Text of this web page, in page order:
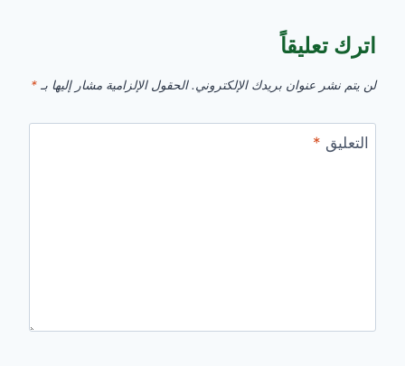
اترك تعليقاً
لن يتم نشر عنوان بريدك الإلكتروني. الحقول الإلزامية مشار إليها بـ *
التعليق *